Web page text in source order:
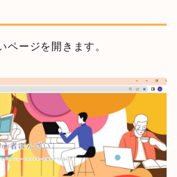
ページを開きます。